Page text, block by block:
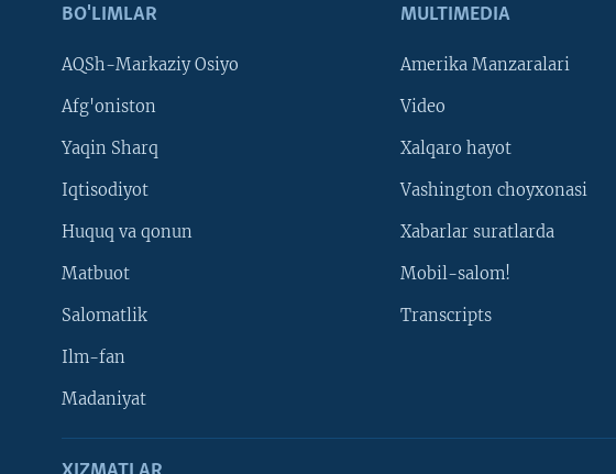
BO'LIMLAR
AQSh-Markaziy Osiyo
Afg'oniston
Yaqin Sharq
Iqtisodiyot
Huquq va qonun
Matbuot
Salomatlik
Ilm-fan
Madaniyat
MULTIMEDIA
Amerika Manzaralari
Video
Xalqaro hayot
Vashington choyxonasi
Xabarlar suratlarda
Mobil-salom!
Transcripts